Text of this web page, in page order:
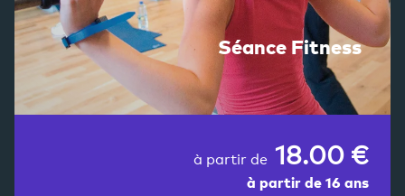
Séance Fitness
à partir de 18.00 €
à partir de 16 ans